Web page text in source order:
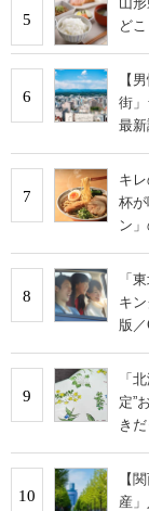
5
ど
6
【
街
最新
7
キ
杯
ン
8
「
キ
版
9
「
定”
きだ
10
【
産